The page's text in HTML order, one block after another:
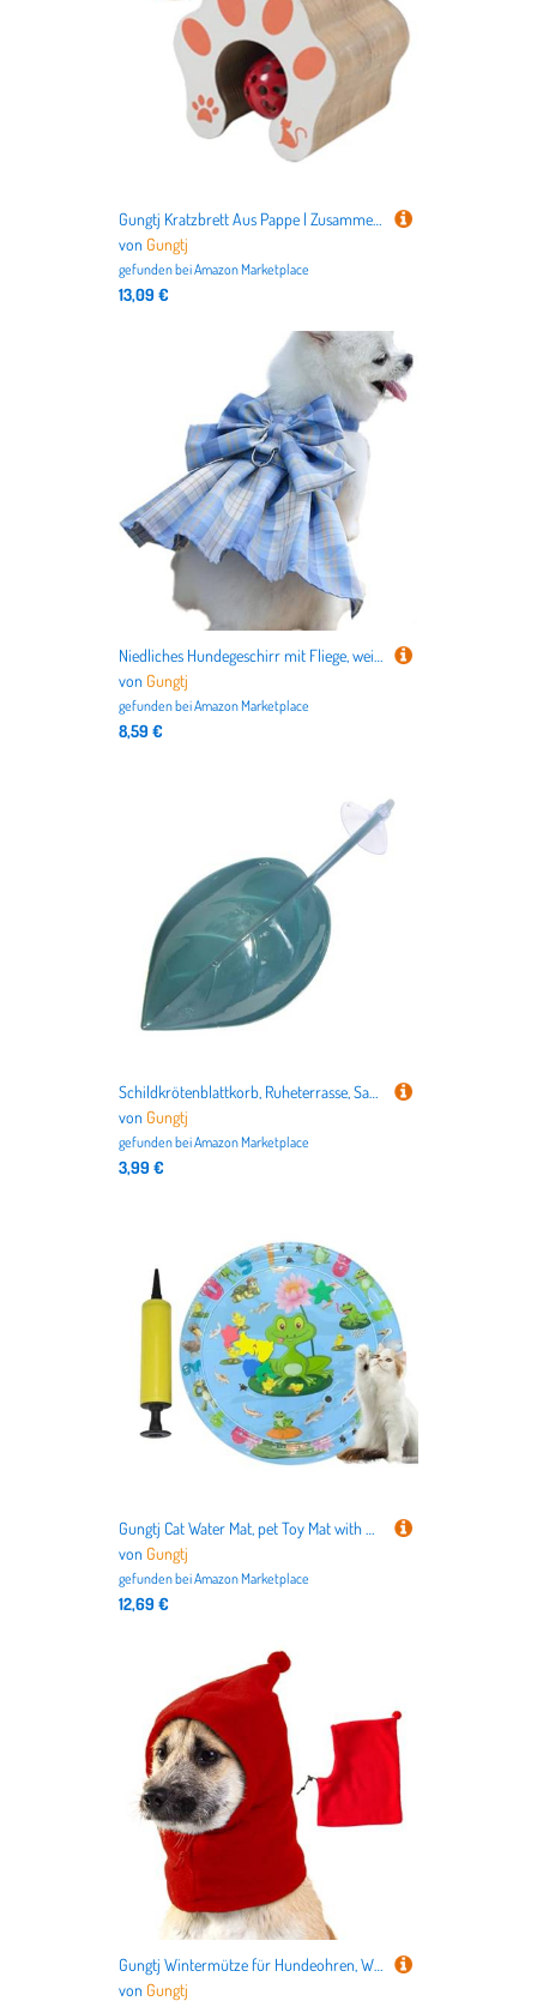
Gungtj Kratzbrett Aus Pappe | Zusammenklappbar Mit Ball | Jagdsimulation Geistige Förderung Bewegungstraining | Für Wohnung Reise Spiel Against Langeweile
von Gungtj
gefunden beiAmazon Marketplace
13,09 €
Niedliches Hundegeschirr mit Fliege, weiches verstellbares Hundeweste, stilvolle Hundeweste für Haustiere, bequemes Hundegeschirr für den täglichen Gebrauch, Fliege Hundeweste, Hundegeschirr für
von Gungtj
gefunden beiAmazon Marketplace
8,59 €
Schildkrötenblattkorb, Ruheterrasse, Saugnäpfe, Tankzubehör, Blattform-, Verwendung für Zwergfrösche, Leopardengecko, Kröten, Amphibien-Lebensraum, Aquarien
von Gungtj
gefunden beiAmazon Marketplace
3,99 €
Gungtj Cat Water Mat, pet Toy Mat with Animal Design, Inflatable Cooling Pad for Water Play, Thickened Sturdy Construction, Cats and Dogs, Enrichment, Entertainment, 25.59x21.65 inches
von Gungtj
gefunden beiAmazon Marketplace
12,69 €
Gungtj Wintermütze für Hundeohren, Wintermütze für Hunde | Hundemützen weich und bequem,Ohrenschutz für Hunde, lustig und warm zum Baden, Föhnen Schneiden der Zehennägel
von Gungtj